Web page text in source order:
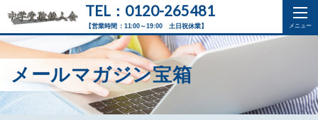
【営業時間：11:00～19:00 土日祝休業】
TEL：0120-265481
メールマガジン宝箱